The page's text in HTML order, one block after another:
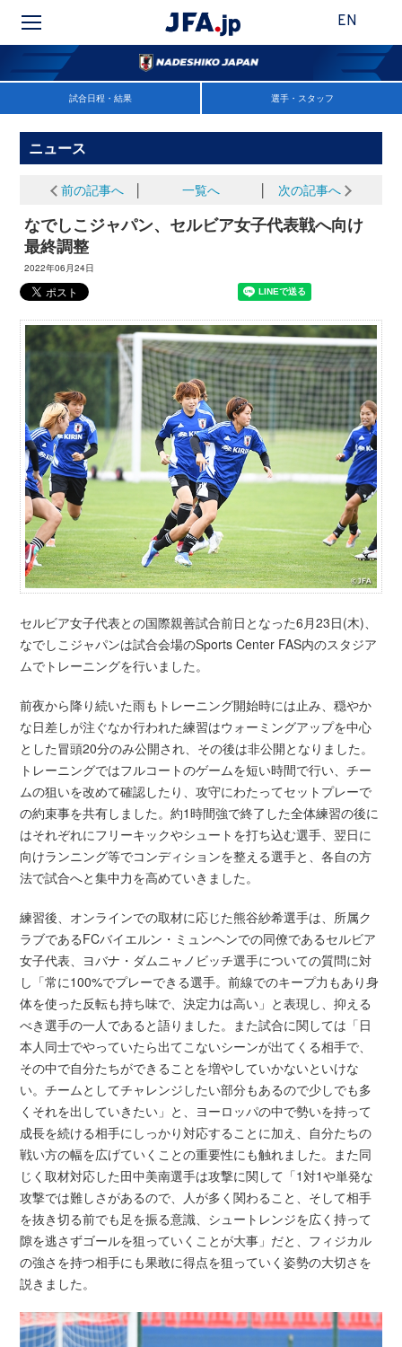
EN
試合日程・結果 選手・スタッフ
ニュース
前の記事へ 一覧へ 次の記事へ
なでしこジャパン、セルビア女子代表戦へ向け
最終調整
2022年06月24日
セルビア女子代表との国際親善試合前日となった6月23日(木)、
なでしこジャパンは試合会場のSports Center FAS内のスタジア
ムでトレーニングを行いました。
前夜から降り続いた雨もトレーニング開始時には止み、穏やか
な日差しが注ぐなか行われた練習はウォーミングアップを中心
とした冒頭20分のみ公開され、その後は非公開となりました。
トレーニングではフルコートのゲームを短い時間で行い、チー
ムの狙いを改めて確認したり、攻守にわたってセットプレーで
の約束事を共有しました。約1時間強で終了した全体練習の後に
はそれぞれにフリーキックやシュートを打ち込む選手、翌日に
向けランニング等でコンディションを整える選手と、各自の方
法で試合へと集中力を高めていきました。
練習後、オンラインでの取材に応じた熊谷紗希選手は、所属ク
ラブであるFCバイエルン・ミュンヘンでの同僚であるセルビア
女子代表、ヨバナ・ダムニャノビッチ選手についての質問に対
し「常に100%でプレーできる選手。前線でのキープ力もあり身
体を使った反転も持ち味で、決定力は高い」と表現し、抑える
べき選手の一人であると語りました。また試合に関しては「日
本人同士でやっていたら出てこないシーンが出てくる相手で、
その中で自分たちができることを増やしていかないといけな
い。チームとしてチャレンジしたい部分もあるので少しでも多
くそれを出していきたい」と、ヨーロッパの中で勢いを持って
成長を続ける相手にしっかり対応することに加え、自分たちの
戦い方の幅を広げていくことの重要性にも触れました。また同
じく取材対応した田中美南選手は攻撃に関して「1対1や単発な
攻撃では難しさがあるので、人が多く関わること、そして相手
を抜き切る前でも足を振る意識、シュートレンジを広く持って
隙を逃さずゴールを狙っていくことが大事」だと、フィジカル
の強さを持つ相手にも果敢に得点を狙っていく姿勢の大切さを
説きました。